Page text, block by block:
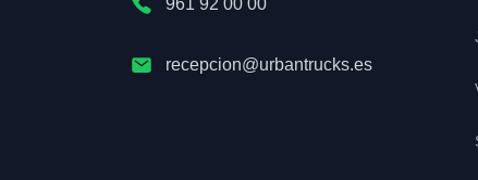
961 92 00 00
recepcion@urbantrucks.es